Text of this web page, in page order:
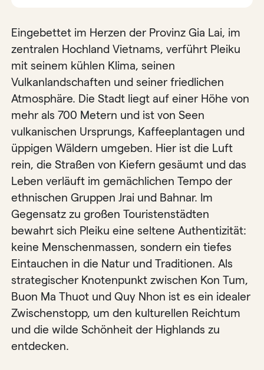
Eingebettet im Herzen der Provinz Gia Lai, im
zentralen Hochland Vietnams, verführt Pleiku
mit seinem kühlen Klima, seinen
Vulkanlandschaften und seiner friedlichen
Atmosphäre. Die Stadt liegt auf einer Höhe von
mehr als 700 Metern und ist von Seen
vulkanischen Ursprungs, Kaffeeplantagen und
üppigen Wäldern umgeben. Hier ist die Luft
rein, die Straßen von Kiefern gesäumt und das
Leben verläuft im gemächlichen Tempo der
ethnischen Gruppen Jrai und Bahnar. Im
Gegensatz zu großen Touristenstädten
bewahrt sich Pleiku eine seltene Authentizität:
keine Menschenmassen, sondern ein tiefes
Eintauchen in die Natur und Traditionen. Als
strategischer Knotenpunkt zwischen Kon Tum,
Buon Ma Thuot und Quy Nhon ist es ein idealer
Zwischenstopp, um den kulturellen Reichtum
und die wilde Schönheit der Highlands zu
entdecken.